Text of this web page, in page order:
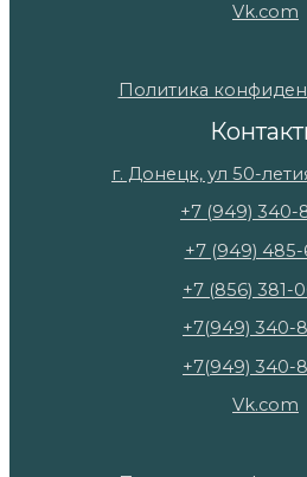
Vk.com
Политика
г. Донецк, ул 50-
+7 (949) 340-
+7 (949) 485-
+7 (856) 381-
+7(949) 340-
+7(949) 340-
Vk.com